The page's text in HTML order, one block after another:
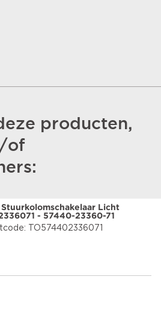
producten,
of
Licht
- 57440-23360-71
TO574402336071